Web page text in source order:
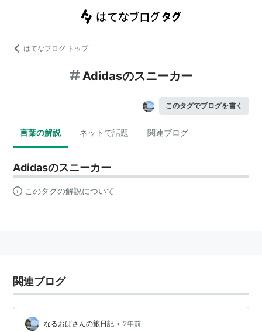
はてなブログ トップ
Adidasのスニーカー
このタグでブログを書く
言葉の解説 ネットで話題 関連ブログ
Adidasのスニーカー
このタグの解説について
関連ブログ
なるおばさんの旅日記 • 2年前